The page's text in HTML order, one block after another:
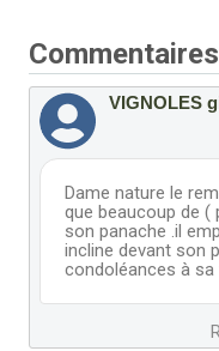
Commentaires
VIGNOLES
Dame nature le
que beaucoup de
son panache .il
incline devant son
condoléances à sa